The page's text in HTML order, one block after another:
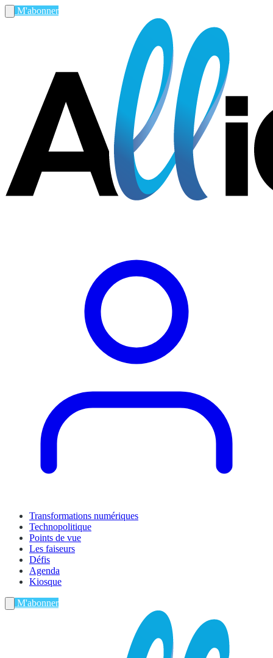
M'abonner
Transformations numériques
Technopolitique
Points de vue
Les faiseurs
Défis
Agenda
Kiosque
M'abonner